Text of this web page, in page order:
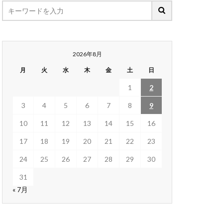
2026年8月
月 火 水 木 金 土 日
1 2
3 4 5 6 7 8 9
10 11 12 13 14 15 16
17 18 19 20 21 22 23
24 25 26 27 28 29 30
31
« 7月